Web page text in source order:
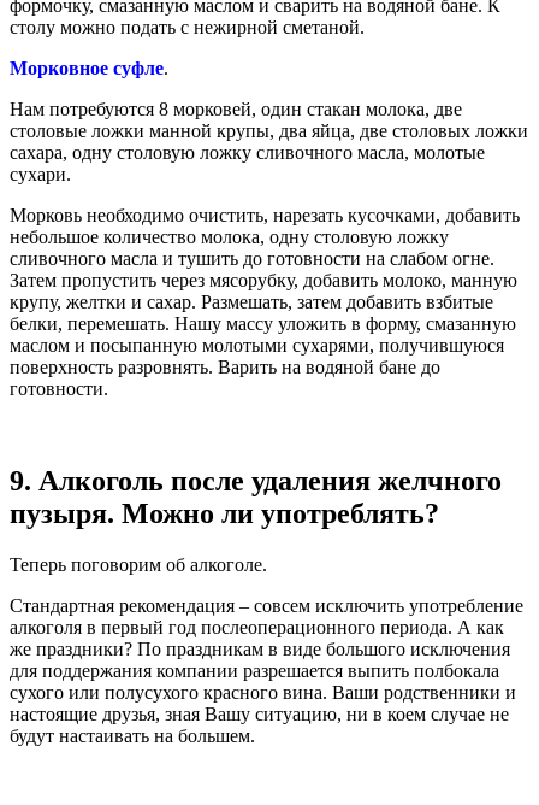
формочку, смазанную маслом и сварить на водяной бане. К
столу можно подать с нежирной сметаной.
Морковное суфле.
Нам потребуются 8 морковей, один стакан молока, две
столовые ложки манной крупы, два яйца, две столовых ложки
сахара, одну столовую ложку сливочного масла, молотые
сухари.
Морковь необходимо очистить, нарезать кусочками, добавить
небольшое количество молока, одну столовую ложку
сливочного масла и тушить до готовности на слабом огне.
Затем пропустить через мясорубку, добавить молоко, манную
крупу, желтки и сахар. Размешать, затем добавить взбитые
белки, перемешать. Нашу массу уложить в форму, смазанную
маслом и посыпанную молотыми сухарями, получившуюся
поверхность разровнять. Варить на водяной бане до
готовности.
9. Алкоголь после удаления желчного
пузыря. Можно ли употреблять?
Теперь поговорим об алкоголе.
Стандартная рекомендация – совсем исключить употребление
алкоголя в первый год послеоперационного периода. А как
же праздники? По праздникам в виде большого исключения
для поддержания компании разрешается выпить полбокала
сухого или полусухого красного вина. Ваши родственники и
настоящие друзья, зная Вашу ситуацию, ни в коем случае не
будут настаивать на большем.